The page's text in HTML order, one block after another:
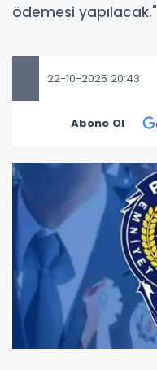
ödemesi yapılacak."
22-10-2025 20:43
Abone Ol